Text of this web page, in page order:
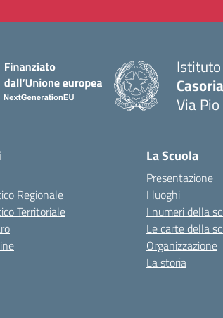
Via
Regionale
Territoriale
La Scuola
Presentazione
I luoghi
I numeri della
Le carte della
Organizzazione
La storia